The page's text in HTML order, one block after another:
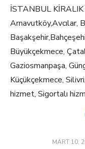
İSTANBUL
Arnavutköy,Avcılar,
Büyükçekmece,
Gaziosmanpaşa,
Küçükçekmece,
hizmet, Sigortalı
POSTED
MART 10,